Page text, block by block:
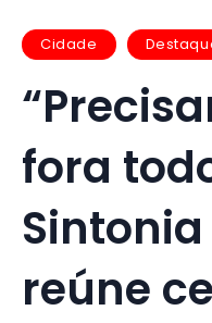
Cidade
fora
reúne